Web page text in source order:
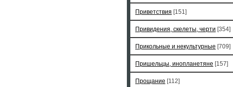
Приветствия [151]
Привидения, скелеты, черти [354]
Прикольные и некультурные [709]
Пришельцы, инопланетяне [157]
Прощание [112]